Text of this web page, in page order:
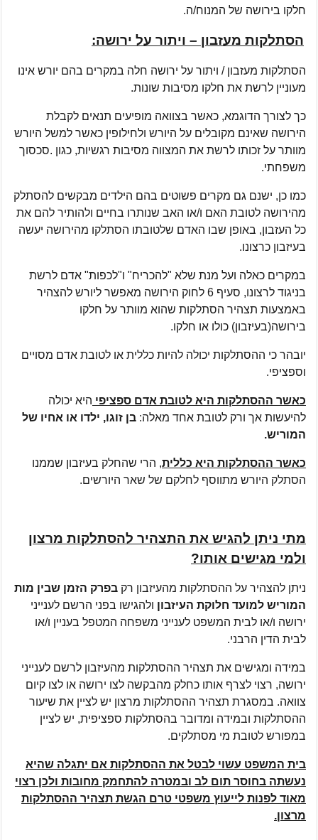
חלקו בירושה של המנוח/ה.
הסתלקות מעזבון – ויתור על ירושה:
הסתלקות מעזבון / ויתור על ירושה חלה במקרים בהם יורש אינו
מעוניין לרשת את חלקו מסיבות שונות.
כך לצורך הדוגמא, כאשר בצוואה מופיעים תנאים לקבלת
הירושה שאינם מקובלים על היורש ולחילופין כאשר למשל היורש
מוותר על זכותו לרשת את המצווה מסיבות רגשיות, כגון .סכסוך
משפחתי.
כמו כן, ישנם גם מקרים פשוטים בהם הילדים מבקשים להסתלק
מהירושה לטובת האם ו/או האב שנותרו בחיים ולהותיר להם את
כל העזבון, באופן שבו האדם שלטובתו הסתלקו מהירושה יעשה
בעיזבון כרצונו.
במקרים כאלה ועל מנת שלא "להכריח" ו"לכפות" אדם לרשת
בניגוד לרצונו, סעיף 6 לחוק הירושה מאפשר ליורש להצהיר
באמצעות תצהיר הסתלקות שהוא מוותר על חלקו
בירושה(בעיזבון) כולו או חלקו.
יובהר כי ההסתלקות יכולה להיות כללית או לטובת אדם מסויים
וספציפי.
כאשר ההסתלקות היא לטובת אדם ספציפי היא יכולה
להיעשות אך ורק לטובת אחד מאלה: בן זוגו, ילדו או אחיו של
המוריש.
כאשר ההסתלקות היא כללית, הרי שהחלק בעיזבון שממנו
הסתלק היורש מתווסף לחלקם של שאר היורשים.
מתי ניתן להגיש את התצהיר להסתלקות מרצון
ולמי מגישים אותו?
ניתן להצהיר על ההסתלקות מהעיזבון רק בפרק הזמן שבין מות
המוריש למועד חלוקת העיזבון ולהגישו בפני הרשם לענייני
ירושה ו/או לבית המשפט לענייני משפחה המטפל בעניין ו/או
לבית הדין הרבני.
במידה ומגישים את תצהיר ההסתלקות מהעיזבון לרשם לענייני
ירושה, רצוי לצרף אותו כחלק מהבקשה לצו ירושה או לצו קיום
צוואה. במסגרת תצהיר ההסתלקות מרצון יש לציין את שיעור
ההסתלקות ובמידה ומדובר בהסתלקות ספציפית, יש לציין
במפורש לטובת מי מסתלקים.
בית המשפט עשוי לבטל את ההסתלקות אם יתגלה שהיא
נעשתה בחוסר תום לב ובמטרה להתחמק מחובות ולכן רצוי
מאוד לפנות לייעוץ משפטי טרם הגשת תצהיר ההסתלקות
מרצון.